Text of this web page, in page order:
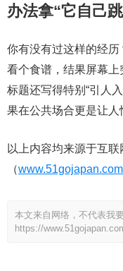
办法拿“它自己
你有没有过这样的经
看个食谱，结果屏幕上
标题还写得特别“引人
果在公共场合更是让人
以上内容均来源于互
（www.51gojapan.com
本文来自网络，不代表我
https://